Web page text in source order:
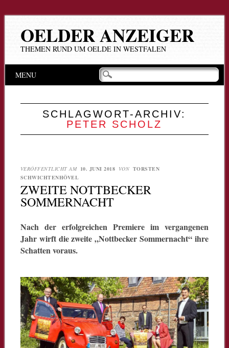
OELDER ANZEIGER
THEMEN RUND UM OELDE IN WESTFALEN
Hauptmenü
Inhalt
MENU
SCHLAGWORT-ARCHIV:
PETER SCHOLZ
VERÖFFENTLICHT AM 10. JUNI 2018 VON TORSTEN
SCHWICHTENHÖVEL
ZWEITE NOTTBECKER
SOMMERNACHT
Nach der erfolgreichen Premiere im vergangenen
Jahr wirft die zweite „Nottbecker Sommernacht“ ihre
Schatten voraus.